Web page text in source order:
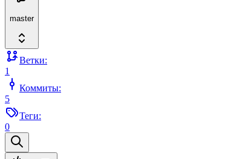
master
Ветки:
1
Коммиты:
5
Теги:
0